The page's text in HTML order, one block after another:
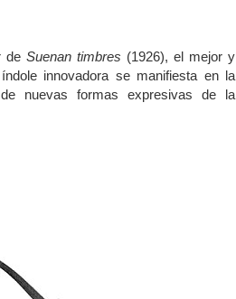
de Suenan timbres (1926), el mejor y
innovadora se manifiesta en la
nuevas formas expresivas de la